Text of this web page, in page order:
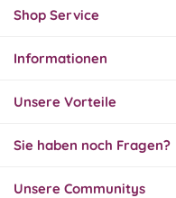
hervorragend. Gerne
30.07.26
Shop Service
Informationen
Unsere Vorteile
Sie haben noch Fragen?
Unsere Communitys